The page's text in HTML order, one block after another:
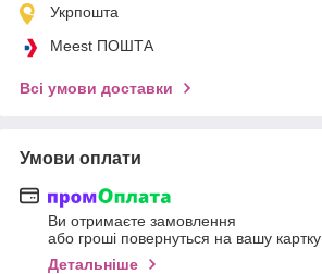
Укрпошта
Meest ПОШТА
Всі умови доставки
Умови оплати
Ви отримаєте замовлення
або гроші повернуться на вашу картку
Детальніше